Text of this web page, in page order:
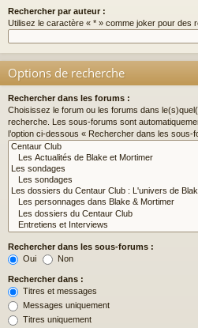
Rechercher par auteur :
Utilisez le caractère « * » comme joker pour des
Options de recherche
Rechercher dans les forums :
Choisissez le forum ou les forums dans
recherche. Les sous-forums sont
l’option ci-dessous « Rechercher dans les sous-
Rechercher dans les sous-forums :
Oui
Non
Rechercher dans :
Titres et messages
Messages uniquement
Titres uniquement